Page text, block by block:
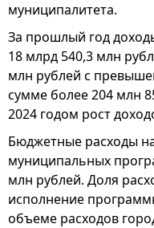
муниципалитета.
За прошлый год
18 млрд 540,3 млн
млн рублей с
сумме более 204 млн
2024 годом рост
Бюджетные расходы
муниципальных
млн рублей. Доля
исполнение
объеме расходов